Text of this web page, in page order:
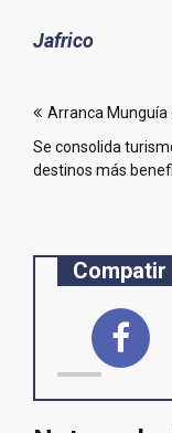
Jafrico
de
entradas
Arranca Munguía
Se consolida
destinos más
Compatir